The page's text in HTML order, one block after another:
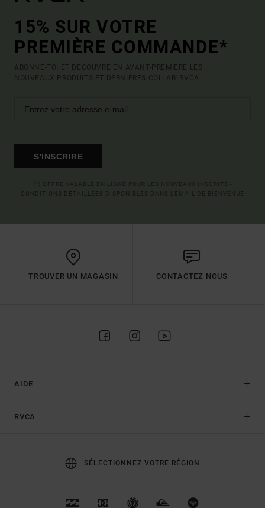
15% SUR VOTRE
PREMIÈRE COMMANDE*
ABONNE-TOI ET DÉCOUVRE EN AVANT-PREMIÈRE LES
NOUVEAUX PRODUITS ET DERNIÈRES COLLAB' RVCA.
S'INSCRIRE
TROUVER UN MAGASIN CONTACTEZ NOUS
AIDE
RVCA
SÉLECTIONNEZ VOTRE RÉGION